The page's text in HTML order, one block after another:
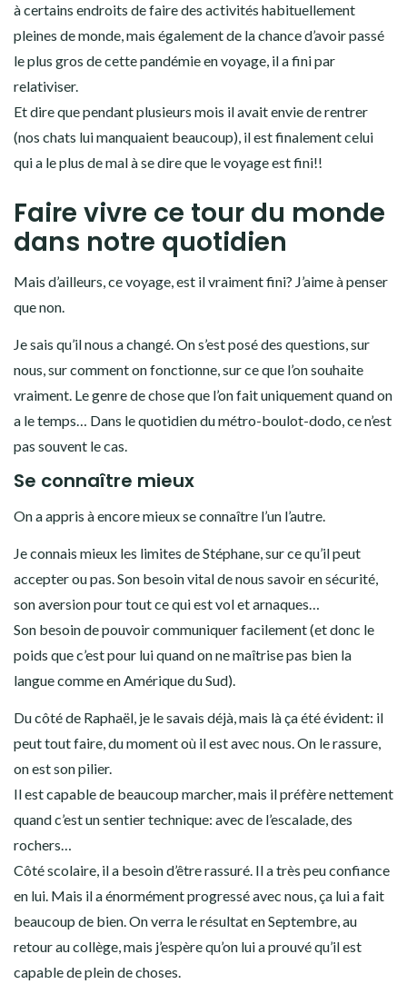
à certains endroits de faire des activités habituellement
pleines de monde, mais également de la chance d’avoir passé
le plus gros de cette pandémie en voyage, il a fini par
relativiser.
Et dire que pendant plusieurs mois il avait envie de rentrer
(nos chats lui manquaient beaucoup), il est finalement celui
qui a le plus de mal à se dire que le voyage est fini!!
Faire vivre ce tour du monde
dans notre quotidien
Mais d’ailleurs, ce voyage, est il vraiment fini? J’aime à penser
que non.
Je sais qu’il nous a changé. On s’est posé des questions, sur
nous, sur comment on fonctionne, sur ce que l’on souhaite
vraiment. Le genre de chose que l’on fait uniquement quand on
a le temps… Dans le quotidien du métro-boulot-dodo, ce n’est
pas souvent le cas.
Se connaître mieux
On a appris à encore mieux se connaître l’un l’autre.
Je connais mieux les limites de Stéphane, sur ce qu’il peut
accepter ou pas. Son besoin vital de nous savoir en sécurité,
son aversion pour tout ce qui est vol et arnaques…
Son besoin de pouvoir communiquer facilement (et donc le
poids que c’est pour lui quand on ne maîtrise pas bien la
langue comme en Amérique du Sud).
Du côté de Raphaël, je le savais déjà, mais là ça été évident: il
peut tout faire, du moment où il est avec nous. On le rassure,
on est son pilier.
Il est capable de beaucoup marcher, mais il préfère nettement
quand c’est un sentier technique: avec de l’escalade, des
rochers…
Côté scolaire, il a besoin d’être rassuré. Il a très peu confiance
en lui. Mais il a énormément progressé avec nous, ça lui a fait
beaucoup de bien. On verra le résultat en Septembre, au
retour au collège, mais j’espère qu’on lui a prouvé qu’il est
capable de plein de choses.